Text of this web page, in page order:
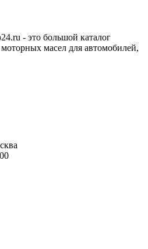
- это большой каталог
масел для автомобилей,